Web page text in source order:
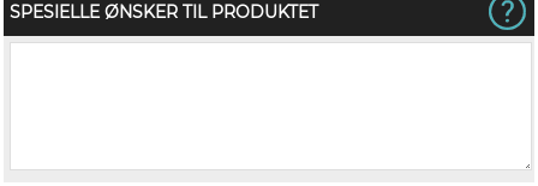
SPESIELLE ØNSKER TIL PRODUKTET